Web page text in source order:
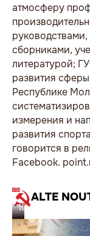
атмосферу
сборниками,
литературой;
развития
Республике
измерения и
развития
говорится в
Facebook.
ALTE
10.08.26